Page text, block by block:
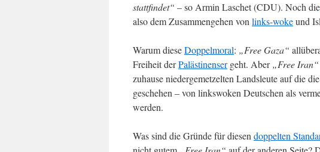
stattfindet“ – so Armin Laschet (CDU). Noch die
also dem Zusammengehen von links-wokeund
Warum dieseDoppelmoral: „Free Gaza“
Freiheit derPalästinensergeht. Aber„Free Iran“
zuhause niedergemetzelten Landsleute auf die
geschehen – von linkswoken Deutschen als
werden.
Was sind die Gründe für diesen doppelten